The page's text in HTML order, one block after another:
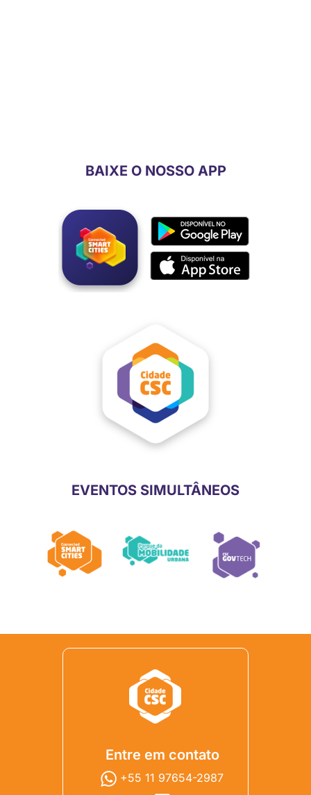
BAIXE O NOSSO APP
EVENTOS SIMULTÂNEOS
Entre em contato
+55 11 97654-2987